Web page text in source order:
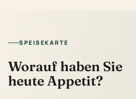
SPEISEKARTE
Worauf haben Sie
heute Appetit?